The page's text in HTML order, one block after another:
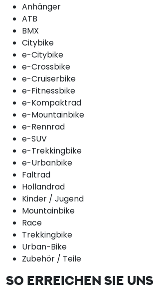
Anhänger
ATB
BMX
Citybike
e-Citybike
e-Crossbike
e-Cruiserbike
e-Fitnessbike
e-Kompaktrad
e-Mountainbike
e-Rennrad
e-SUV
e-Trekkingbike
e-Urbanbike
Faltrad
Hollandrad
Kinder / Jugend
Mountainbike
Race
Trekkingbike
Urban-Bike
Zubehör / Teile
SO ERREICHEN SIE UNS